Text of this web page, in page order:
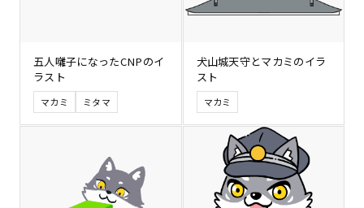
五人囃子になったCNPのイ
ラスト
マカミ ミタマ
犬山城天守とマカミのイラ
スト
マカミ